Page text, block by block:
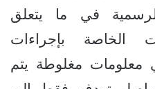
في ما يتعلق
الخاصة بإجراءات
معلومات مغلوطة يتم